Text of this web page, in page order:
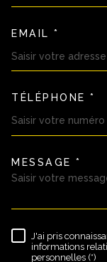
EMAIL *
TÉLÉPHONE *
MESSAGE *
J'ai pris
informations
personnelles (*)